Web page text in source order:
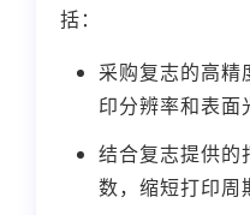
括：
采购复志的高
印分辨率和表面
结合复志提供的
数，缩短打印周